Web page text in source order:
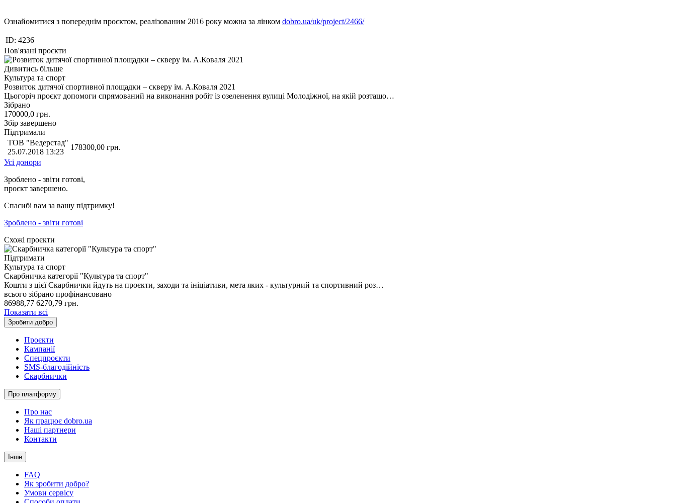
Ознайомитися з попереднім проєктом, реалізованим 2016 року можна за лінком dobro.ua/uk/project/2466/
ID: 4236
Пов'язані проєкти
Дивитись більше
Культура та спорт
Розвиток дитячої спортивної площадки – скверу ім. А.Коваля 2021
Цьогоріч проєкт допомоги спрямований на виконання робіт із озеленення вулиці Молодіжної, на якій розташо…
Зібрано
170000,0 грн.
Збір завершено
Підтримали
ТОВ "Ведерстад"
25.07.2018 13:23
178300,00 грн.
Усі донори
Зроблено - звіти готові,
проєкт завершено.
Спасибі вам за вашу підтримку!
Зроблено - звіти готові
Схожі проєкти
Підтримати
Культура та спорт
Скарбничка категорії "Культура та спорт"
Кошти з цієї Скарбнички йдуть на проєкти, заходи та ініціативи, мета яких - культурний та спортивний роз…
всього зібрано профінансовано
86988,77 6270,79 грн.
Показати всі
Зробити добро
Проєкти
Кампанії
Спецпроєкти
SMS-благодійність
Скарбнички
Про платформу
Про нас
Як працює dobro.ua
Наші партнери
Контакти
Інше
FAQ
Як зробити добро?
Умови сервісу